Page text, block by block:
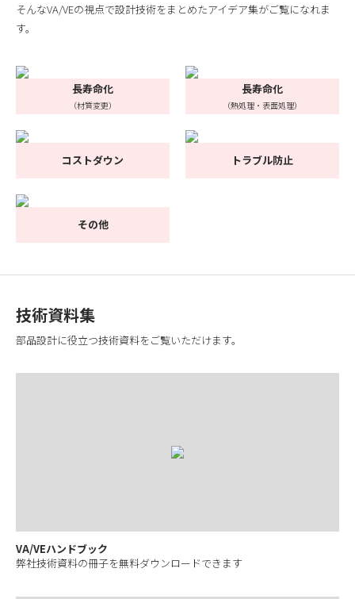
そんなVA/VEの視点で設計技術をまとめたアイデア集がご覧になれま
す。
長寿命化
（材質変更）
長寿命化
（熱処理・表面処理）
コストダウン トラブル防止
その他
技術資料集
部品設計に役立つ技術資料をご覧いただけます。
VA/VEハンドブック
弊社技術資料の冊子を無料ダウンロードできます